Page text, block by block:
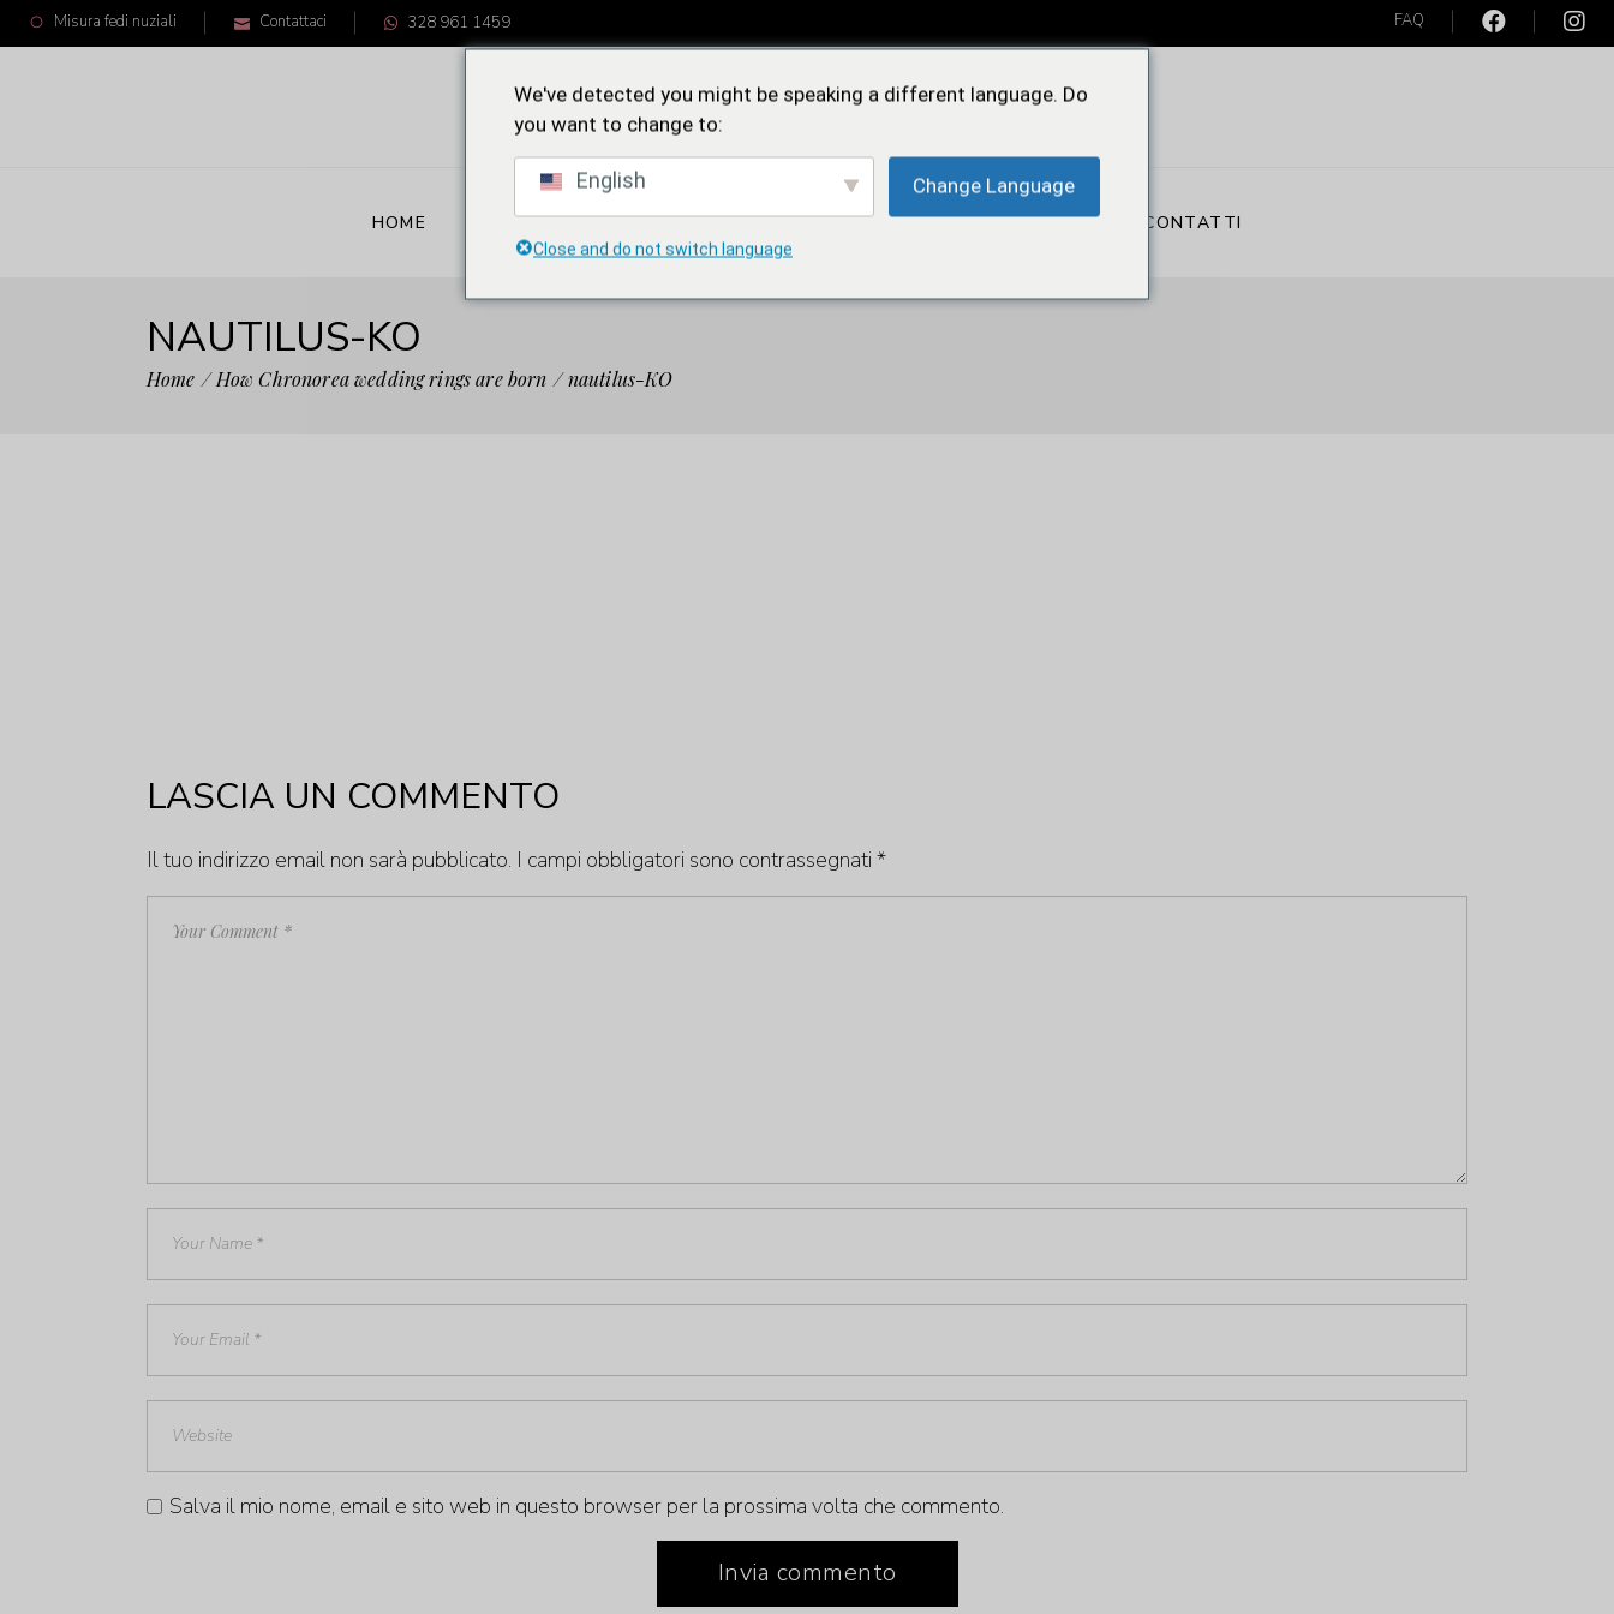
Misura fedi nuziali Contattaci 328 961 1459 FAQ
HOME CRONOREA FEDI NUZIALI
Iconica
FEDE SOLIDALE NEWS CONTATTI
Feidìa
Iconica
NAUTILUS-KO
Home How Chronorea wedding rings are born nautilus-KO
LASCIA UN COMMENTO
Il tuo indirizzo email non sarà pubblicato. I campi obbligatori sono contrassegnati *
Salva il mio nome, email e sito web in questo browser per la prossima volta che commento.
Invia commento
We've detected you might be speaking a different language. Do
you want to change to:
English Change Language
Close and do not switch language